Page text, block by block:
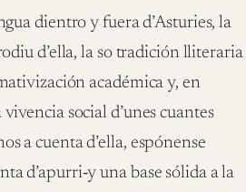
dientro y fuera d’Asturies, la
d’ella, la so tradición lliteraria
académica y, en
social d’unes cuantes
a cuenta d’ella, espónense
d’apurri‑y una base sólida a la